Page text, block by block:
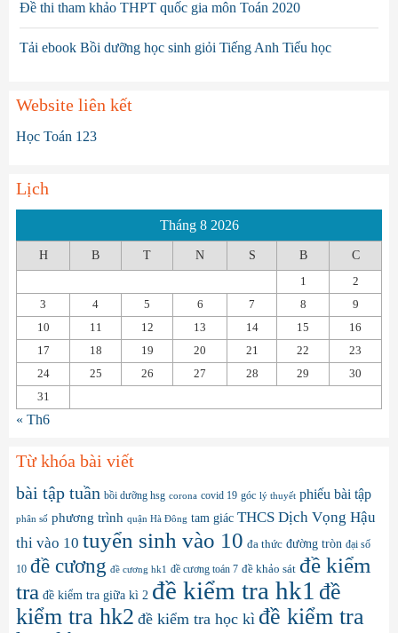
Đề thi tham khảo THPT quốc gia môn Toán 2020
Tải ebook Bồi dưỡng học sinh giỏi Tiếng Anh Tiểu học
Website liên kết
Học Toán 123
Lịch
Tháng 8 2026
H B T N S B C
1
2
3
4 5 6 7 8
9
10
11 12 13 14 15
16
17
18 19 20 21 22
23
24
25 26 27 28 29
30
31
« Th6
Từ khóa bài viết
bài tập tuần bồi dưỡng hsg corona covid 19 góc lý thuyết phiếu bài tập
phân số phương trình quận Hà Đông tam giác THCS Dịch Vọng Hậu
thi vào 10 tuyển sinh vào 10 đa thức đường tròn đại số
10 đề cương đề cương hk1 đề cương toán 7 đề khảo sát đề kiểm
tra đề kiểm tra giữa kì 2 đề kiểm tra hk1 đề
kiểm tra hk2 đề kiểm tra học kì đề kiểm tra